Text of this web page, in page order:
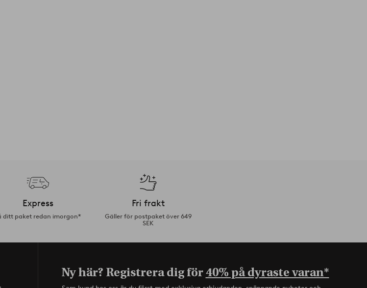
Express
ditt paket redan imorgon*
Fri frakt
Gäller för postpaket över 649
SEK
Ny här? Registrera dig för40% på dyraste varan*